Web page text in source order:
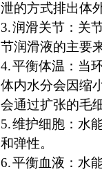
泄的方式排出体
3.润滑关节：关
节润滑液的主要
4.平衡体温：当
体内水分会因缩
会通过扩张的毛
5.维护细胞：水
和弹性。
6.平衡血液：水